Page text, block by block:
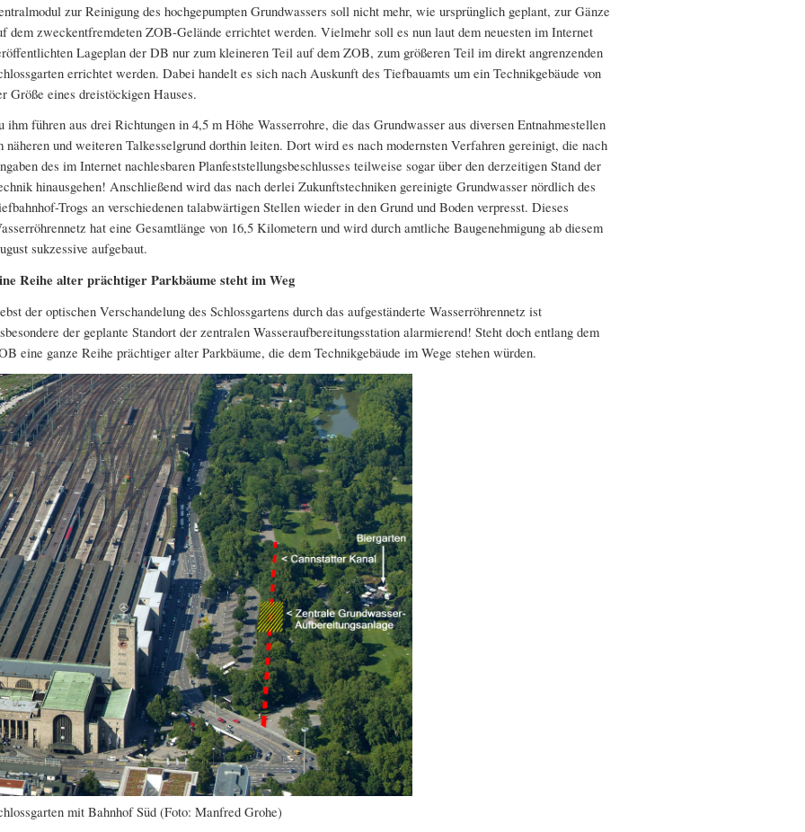
zur Reinigung des hochgepumpten Grundwassers soll nicht mehr, wie ursprünglich geplant, zur Gänze
dem zweckentfremdeten ZOB-Gelände errichtet werden. Vielmehr soll es nun laut dem neuesten im Internet
Lageplan der DB nur zum kleineren Teil auf dem ZOB, zum größeren Teil im direkt angrenzenden
errichtet werden. Dabei handelt es sich nach Auskunft des Tiefbauamts um ein Technikgebäude von
Größe eines dreistöckigen Hauses.
ihm führen aus drei Richtungen in 4,5 m Höhe Wasserrohre, die das Grundwasser aus diversen Entnahmestellen
näheren und weiteren Talkesselgrund dorthin leiten. Dort wird es nach modernsten Verfahren gereinigt, die nach
des im Internet nachlesbaren Planfeststellungsbeschlusses teilweise sogar über den derzeitigen Stand der
hinausgehen! Anschließend wird das nach derlei Zukunftstechniken gereinigte Grundwasser nördlich des
Trogs an verschiedenen talabwärtigen Stellen wieder in den Grund und Boden verpresst. Dieses
hat eine Gesamtlänge von 16,5 Kilometern und wird durch amtliche Baugenehmigung ab diesem
sukzessive aufgebaut.
Reihe alter prächtiger Parkbäume steht im Weg
der optischen Verschandelung des Schlossgartens durch das aufgeständerte Wasserröhrennetz ist
der geplante Standort der zentralen Wasseraufbereitungsstation alarmierend! Steht doch entlang dem
eine ganze Reihe prächtiger alter Parkbäume, die dem Technikgebäude im Wege stehen würden.
mit Bahnhof Süd (Foto: Manfred Grohe)